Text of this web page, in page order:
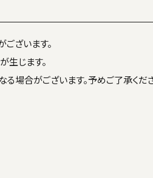
ざいます。
生じます。
場合がございます。予めご了承くだ